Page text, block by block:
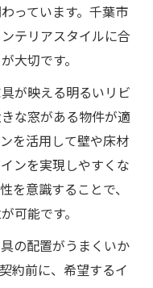
っています。千葉市
テリアスタイルに合
大切です。
が映える明るいリビ
な窓がある物件が適
を活用して壁や床材
ンを実現しやすくな
を意識することで、
可能です。
の配置がうまくいか
約前に、希望するイ